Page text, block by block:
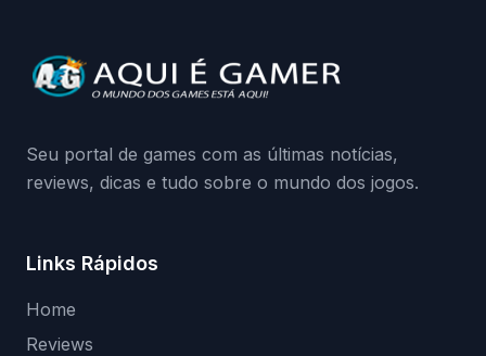
da Playground: negação do preload,
medidas contra acessos não autorizados
Seu portal de games com as últimas notícias,
reviews, dicas e tudo sobre o mundo dos jogos.
Links Rápidos
Home
Reviews